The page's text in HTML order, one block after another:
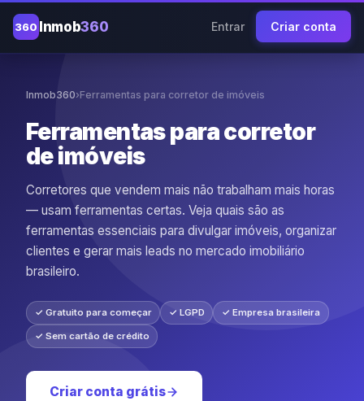
360 Inmob360 Entrar Criar conta
Inmob360›Ferramentas para corretor de imóveis
Ferramentas para corretor
de imóveis
Corretores que vendem mais não trabalham mais horas
— usam ferramentas certas. Veja quais são as
ferramentas essenciais para divulgar imóveis, organizar
clientes e gerar mais leads no mercado imobiliário
brasileiro.
✓ Gratuito para começar ✓ LGPD ✓ Empresa brasileira
✓ Sem cartão de crédito
Criar conta grátis